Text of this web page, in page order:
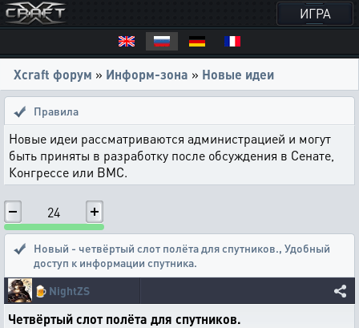
ИГРА
Xcraft форум » Информ-зона » Новые идеи
Правила
Новые идеи рассматриваются администрацией и могут
быть приняты в разработку после обсуждения в Сенате,
Конгрессе или ВМС.
24
Новый - четвёртый слот полёта для спутников., Удобный
доступ к информации спутника.
🍺 NightZS
Четвёртый слот полёта для спутников.